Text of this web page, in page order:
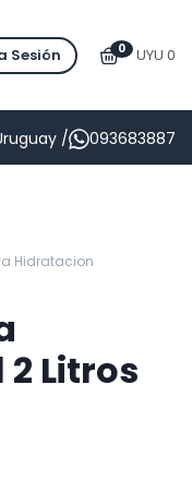
Sesión 0 UYU 0
/ 093683887
Hidratacion
Litros